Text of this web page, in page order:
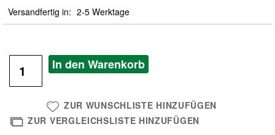
Versandfertig in
2-5 Werktage
In den Warenkorb
ZUR WUNSCHLISTE HINZUFÜGEN
ZUR VERGLEICHSLISTE HINZUFÜGEN